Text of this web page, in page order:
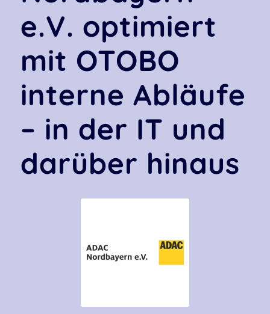
e.V. optimiert
mit OTOBO
interne Abläufe
– in der IT und
darüber hinaus